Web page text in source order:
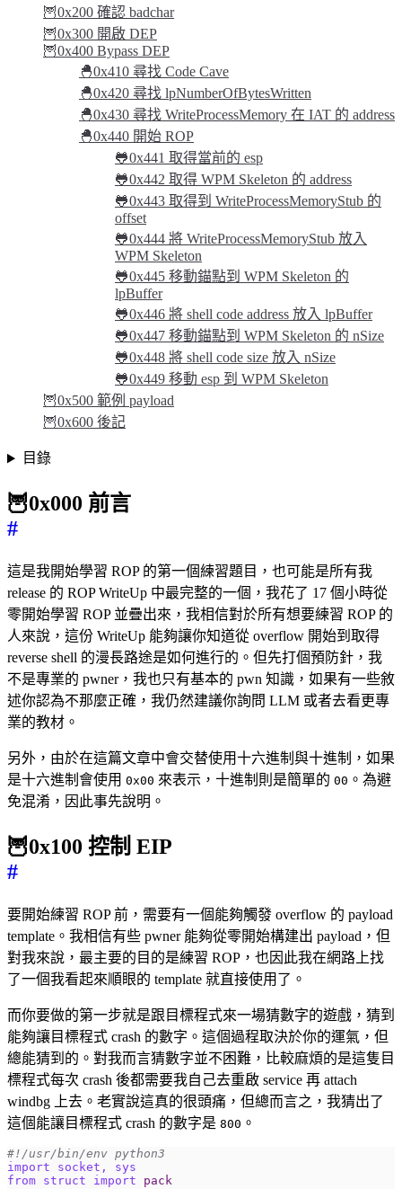
🦉0x200 確認 badchar
🦉0x300 開啟 DEP
🦉0x400 Bypass DEP
🐣0x410 尋找 Code Cave
🐣0x420 尋找 lpNumberOfBytesWritten
🐣0x430 尋找 WriteProcessMemory 在 IAT 的 address
🐣0x440 開始 ROP
🐸0x441 取得當前的 esp
🐸0x442 取得 WPM Skeleton 的 address
🐸0x443 取得到 WriteProcessMemoryStub 的
offset
🐸0x444 將 WriteProcessMemoryStub 放入
WPM Skeleton
🐸0x445 移動錨點到 WPM Skeleton 的
lpBuffer
🐸0x446 將 shell code address 放入 lpBuffer
🐸0x447 移動錨點到 WPM Skeleton 的 nSize
🐸0x448 將 shell code size 放入 nSize
🐸0x449 移動 esp 到 WPM Skeleton
🦉0x500 範例 payload
🦉0x600 後記
目錄
🦉0x000 前言
#
這是我開始學習 ROP 的第一個練習題目，也可能是所有我
release 的 ROP WriteUp 中最完整的一個，我花了 17 個小時從
零開始學習 ROP 並疊出來，我相信對於所有想要練習 ROP 的
人來說，這份 WriteUp 能夠讓你知道從 overflow 開始到取得
reverse shell 的漫長路途是如何進行的。但先打個預防針，我
不是專業的 pwner，我也只有基本的 pwn 知識，如果有一些敘
述你認為不那麼正確，我仍然建議你詢問 LLM 或者去看更專
業的教材。
另外，由於在這篇文章中會交替使用十六進制與十進制，如果
是十六進制會使用 0x00 來表示，十進制則是簡單的 00 。為避
免混淆，因此事先說明。
🦉0x100 控制 EIP
#
要開始練習 ROP 前，需要有一個能夠觸發 overflow 的 payload
template。我相信有些 pwner 能夠從零開始構建出 payload，但
對我來說，最主要的目的是練習 ROP，也因此我在網路上找
了一個我看起來順眼的 template 就直接使用了。
而你要做的第一步就是跟目標程式來一場猜數字的遊戲，猜到
能夠讓目標程式 crash 的數字。這個過程取決於你的運氣，但
總能猜到的。對我而言猜數字並不困難，比較麻煩的是這隻目
標程式每次 crash 後都需要我自己去重啟 service 再 attach
windbg 上去。老實說這真的很頭痛，但總而言之，我猜出了
這個能讓目標程式 crash 的數字是 800 。
#!/usr/bin/env python3
import
socket ,
sys
from struct import
pack